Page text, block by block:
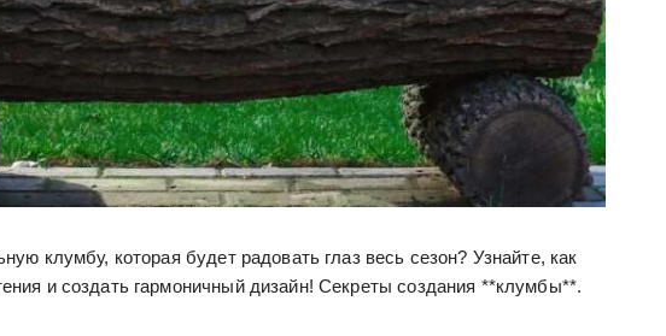
клумбу, которая будет радовать глаз весь сезон? Узнайте, как
и создать гармоничный дизайн! Секреты создания **клумбы**.